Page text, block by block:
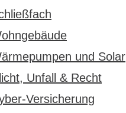
und Solar
Unfall & Recht
Versicherung